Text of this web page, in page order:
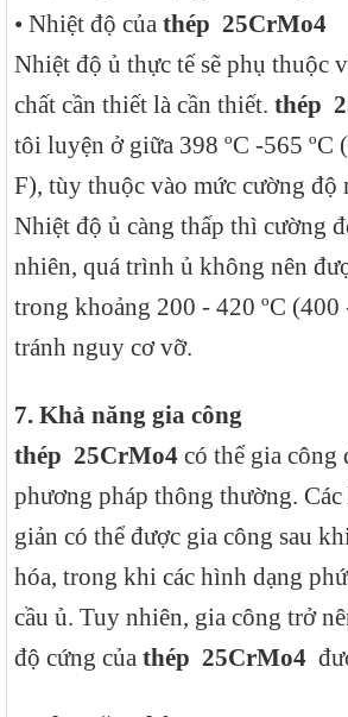
• Nhiệt độ của thép 25CrMo4
Nhiệt độ ủ thực tế sẽ phụ thuộc
chất cần thiết là cần thiết. thép
tôi luyện ở giữa 398 ºC -565 ºC
F), tùy thuộc vào mức cường độ
Nhiệt độ ủ càng thấp thì cường
nhiên, quá trình ủ không nên
trong khoảng 200 - 420 ºC (400
tránh nguy cơ vỡ.
7. Khả năng gia công
thép 25CrMo4 có thể gia công
phương pháp thông thường.
giản có thể được gia công sau
hóa, trong khi các hình dạng
cầu ủ. Tuy nhiên, gia công trở
độ cứng của thép 25CrMo4